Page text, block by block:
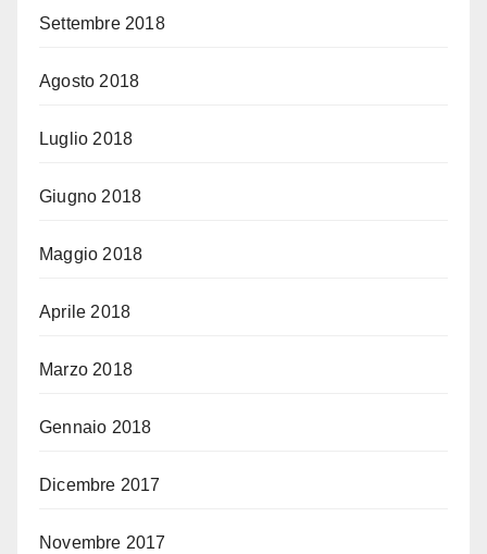
Settembre 2018
Agosto 2018
Luglio 2018
Giugno 2018
Maggio 2018
Aprile 2018
Marzo 2018
Gennaio 2018
Dicembre 2017
Novembre 2017